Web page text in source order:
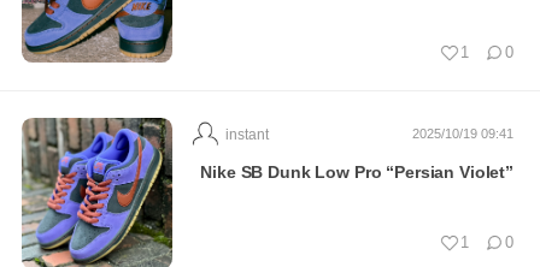
1 0
2025/10/19 09:41
instant
Nike SB Dunk Low Pro “Persian Violet”
1 0